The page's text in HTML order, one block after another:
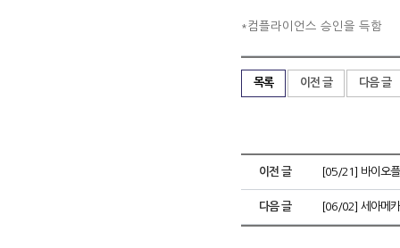
*컴플라이언스 승인을 득함
목록 이전 글 다음 글
이전 글 [05/21] 바이오
다음 글 [06/02] 세아메